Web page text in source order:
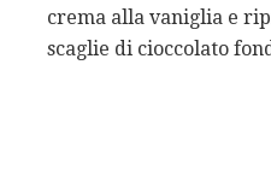
crema alla vaniglia e
scaglie di cioccolato